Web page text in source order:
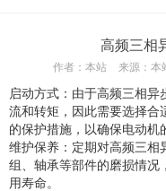
高频三相
作者： 本站 来源： 本
启动方式：由于高频三相
流和转矩，因此需要选择合
的保护措施，以确保电动机
维护保养：定期对高频三相
组、轴承等部件的磨损情况
用寿命。